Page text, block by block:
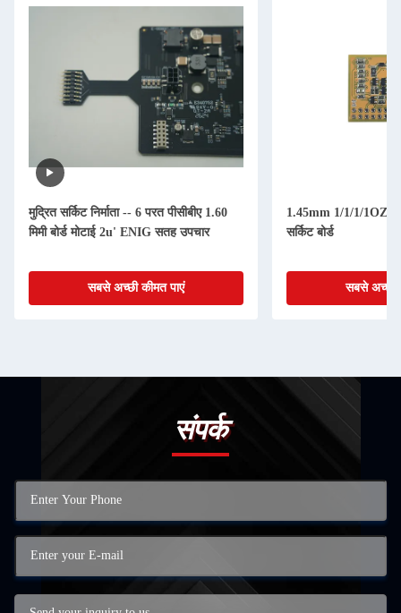
मुद्रित सर्किट निर्माता -- 6 परत पीसीबीए 1.60
मिमी बोर्ड मोटाई 2u' ENIG सतह उपचार
सबसे अच्छी कीमत पाएं
1.45mm 1/1/1/1OZ 4
सर्किट बोर्ड
सबसे अच्छी
संपर्क